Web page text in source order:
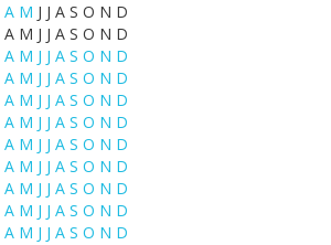
A M J J A S O N D
A M J J A S O N D
A M J J A S O N D
A M J J A S O N D
A M J J A S O N D
A M J J A S O N D
A M J J A S O N D
A M J J A S O N D
A M J J A S O N D
A M J J A S O N D
A M J J A S O N D